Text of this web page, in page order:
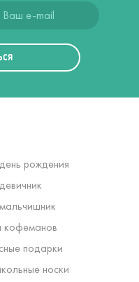
рождения
кофеманов
подарки
носки